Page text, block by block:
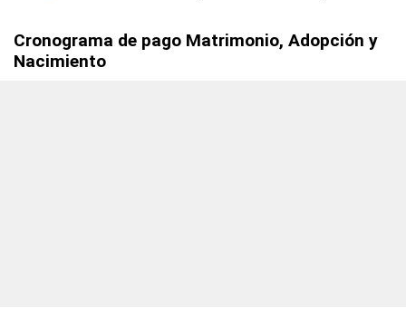
Cronograma de pago Matrimonio, Adopción y
Nacimiento